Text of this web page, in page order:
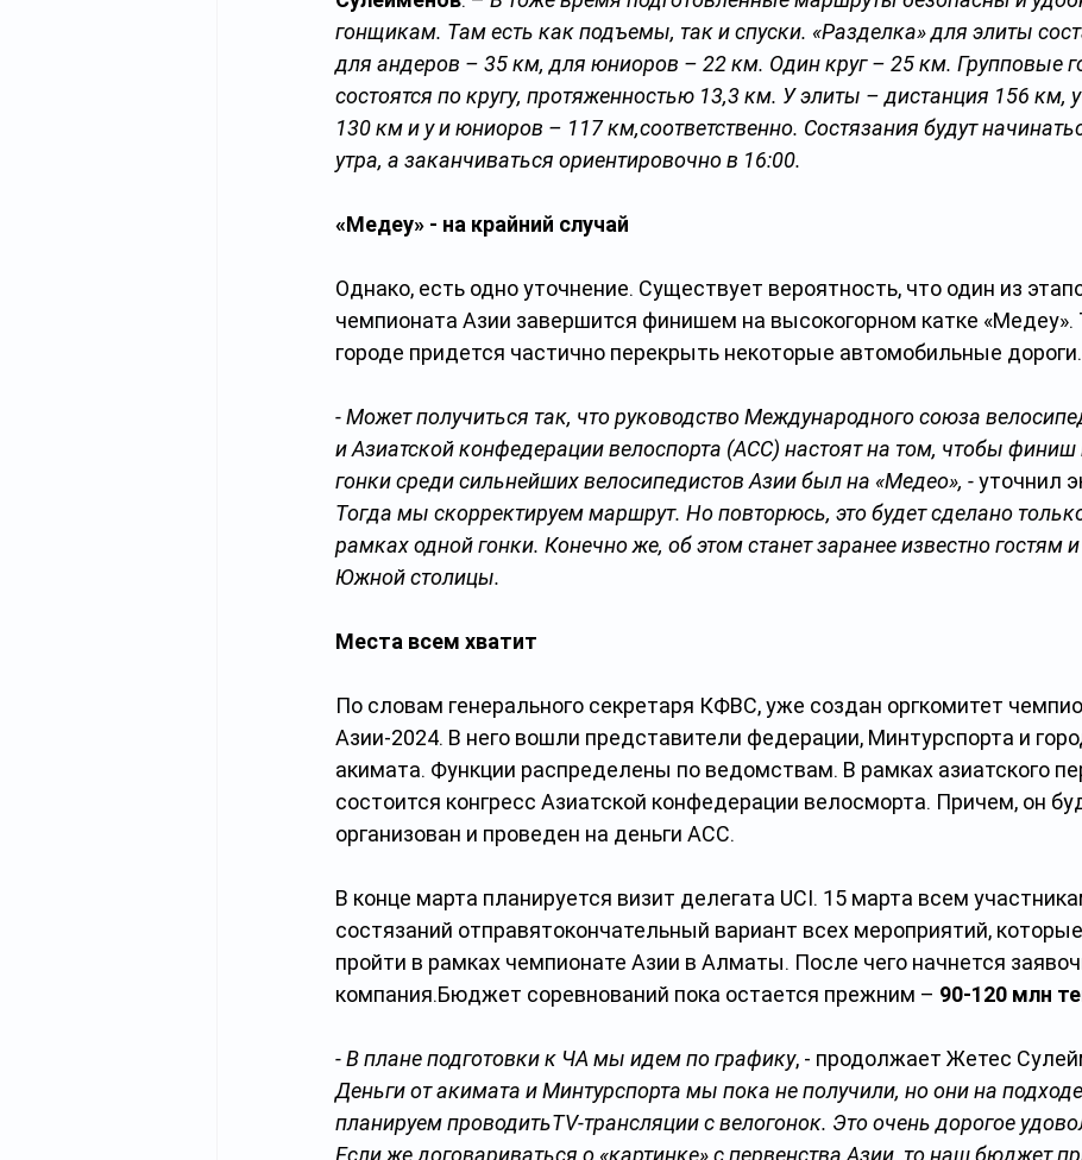
гонщикам. Там есть как подъемы, так и спуски. «Разделка» для элиты
для андеров – 35 км, для юниоров – 22 км. Один круг – 25 км. Групповые
состоятся по кругу, протяженностью 13,3 км. У элиты – дистанция 156 км,
130 км и у и юниоров – 117 км,соответственно. Состязания будут
утра, а заканчиваться ориентировочно в 16:00.
«Медеу» - на крайний случай
Однако, есть одно уточнение. Существует вероятность, что один из
чемпионата Азии завершится финишем на высокогорном катке «Медеу».
городе придется частично перекрыть некоторые автомобильные дороги.
- Может получиться так, что руководство Международного союза
и Азиатской конфедерации велоспорта (ACC) настоят на том, чтобы финиш
гонки среди сильнейших велосипедистов Азии был на «Медео», - уточнил
Тогда мы скорректируем маршрут. Но повторюсь, это будет сделано
рамках одной гонки. Конечно же, об этом станет заранее известно гостям
Южной столицы.
Места всем хватит
По словам генерального секретаря КФВС, уже создан оргкомитет
Азии-2024. В него вошли представители федерации, Минтурспорта и
акимата. Функции распределены по ведомствам. В рамках азиатского
состоится конгресс Азиатской конфедерации велосморта. Причем, он
организован и проведен на деньги АСС.
В конце марта планируется визит делегата UCI. 15 марта всем
состязаний отправятокончательный вариант всех мероприятий,
пройти в рамках чемпионате Азии в Алматы. После чего начнется
компания.Бюджет соревнований пока остается прежним – 90-120 млн
- В плане подготовки к ЧА мы идем по графику, - продолжает Жетес
Деньги от акимата и Минтурспорта мы пока не получили, но они на
планируем проводитьTV-трансляции с велогонок. Это очень дорогое